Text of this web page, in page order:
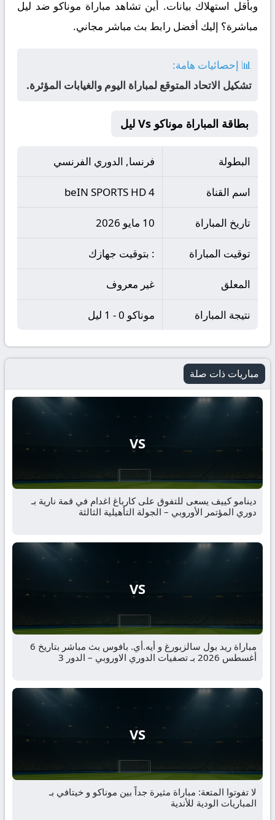
وبأقل استهلاك بيانات. أين تشاهد مباراة موناكو ضد ليل
مباشرة؟ إليك أفضل رابط بث مباشر مجاني.
📊 إحصائيات هامة:
تشكيل الاتحاد المتوقع لمباراة اليوم والغيابات المؤثرة.
بطاقة المباراة موناكو Vs ليل
البطولة فرنسا, الدوري الفرنسي
اسم القناة beIN SPORTS HD 4
تاريخ المباراة 10 مايو 2026
توقيت المباراة : بتوقيت جهازك
المعلق غير معروف
نتيجة المباراة موناكو 0 - 1 ليل
مباريات ذات صلة
VS
دينامو كييف يسعى للتفوق على كارباغ اغدام في قمة نارية بـ
دوري المؤتمر الأوروبي – الجولة التأهيلية الثالثة
VS
مباراة ريد بول سالزبورغ و أيه.أي. بافوس بث مباشر بتاريخ 6
أغسطس 2026 بـ تصفيات الدوري الاوروبي – الدور 3
VS
لا تفوتوا المتعة: مباراة مثيرة جداً بين موناكو و خيتافي بـ
المباريات الودية للأندية